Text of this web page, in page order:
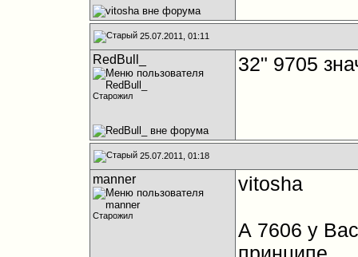
25.07.2011, 01:11
RedBull_
Старожил
32" 9705
25.07.2011, 01:18
manner
Старожил
vitosha
А 7606 у